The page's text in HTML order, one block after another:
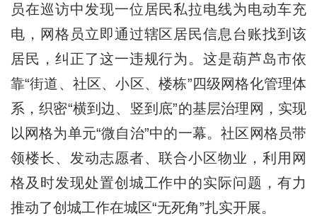
员在巡访中发现一位居民私拉电线为电动车充
电，网格员立即通过辖区居民信息台账找到该
居民，纠正了这一违规行为。这是葫芦岛市依
靠“街道、社区、小区、楼栋”四级网格化管理体
系，织密“横到边、竖到底”的基层治理网，实现
以网格为单元“微自治”中的一幕。社区网格员带
领楼长、发动志愿者、联合小区物业，利用网
格及时发现处置创城工作中的实际问题，有力
推动了创城工作在城区“无死角”扎实开展。